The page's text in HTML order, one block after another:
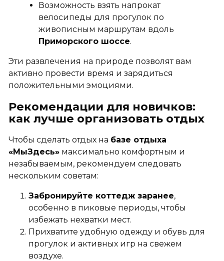
Возможность взять напрокат
велосипеды для прогулок по
живописным маршрутам вдоль
Приморского шоссе.
Эти развлечения на природе позволят вам
активно провести время и зарядиться
положительными эмоциями.
Рекомендации для новичков:
как лучше организовать отдых
Чтобы сделать отдых на базе отдыха
«МыЗдесь»максимально комфортным и
незабываемым, рекомендуем следовать
нескольким советам:
Забронируйте коттедж заранее,
особенно в пиковые периоды, чтобы
избежать нехватки мест.
Прихватите удобную одежду и обувь для
прогулок и активных игр на свежем
воздухе.